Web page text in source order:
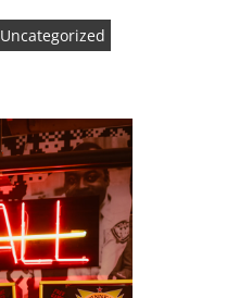
Uncategorized